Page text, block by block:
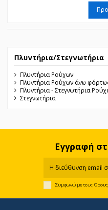
Πλυντήρια/Στεγνωτήρια
Πλυντήρια Ρούχων
Πλυντήρια Ρούχων άνω
Πλυντήρια - Στεγνωτήρια
Στεγνωτήρια
Εγγραφή
Συμφωνώ με τους